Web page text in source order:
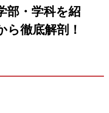
部・学科を紹
ら徹底解剖！